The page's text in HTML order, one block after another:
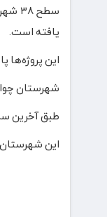
یافته است.
این پروژه‌ها
شهرستان چوار با وسعتی بالغ بر ۱۴۰۰ کیلومتر
طبق آخرین
این شهرستان در تاریخ ۱۱ آبان ۱۳۹۹ از شهرستان ایلام جدا شده و